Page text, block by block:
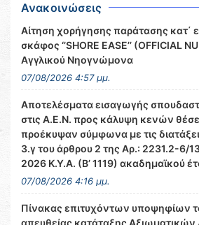
Ανακοινώσεις
Αίτηση χορήγησης παράτασης κατ΄
σκάφος ‘’SHORE EASE’’ (OFFICIAL
Αγγλικού Νηογνώμονα
07/08/2026 4:57 μμ.
Αποτελέσματα εισαγωγής
στις Α.Ε.Ν. προς κάλυψη κενών
προέκυψαν σύμφωνα με τις
3.γ του άρθρου 2 της Αρ.: 2231.2-
2026 Κ.Υ.Α. (Β’ 1119) ακαδημαϊκού
07/08/2026 4:16 μμ.
Πίνακας επιτυχόντων υποψηφίων
απευθείας κατάταξης